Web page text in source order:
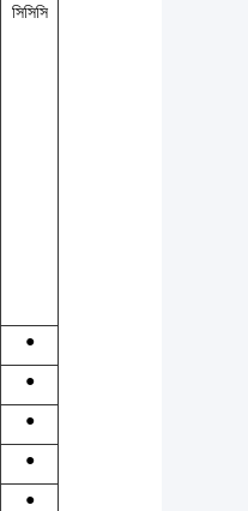
সিসিসি
●
●
●
●
●